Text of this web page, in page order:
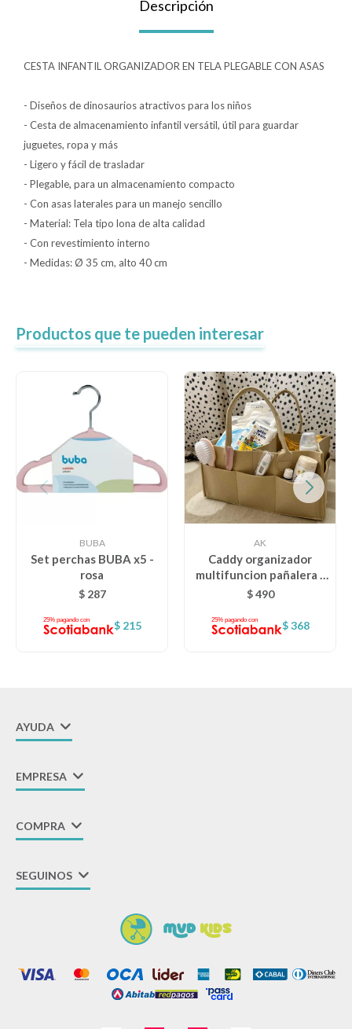
Descripción
CESTA INFANTIL ORGANIZADOR EN TELA PLEGABLE CON ASAS
- Diseños de dinosaurios atractivos para los niños
- Cesta de almacenamiento infantil versátil, útil para guardar
juguetes, ropa y más
- Ligero y fácil de trasladar
- Plegable, para un almacenamiento compacto
- Con asas laterales para un manejo sencillo
- Material: Tela tipo lona de alta calidad
- Con revestimiento interno
- Medidas: Ø 35 cm, alto 40 cm
Productos que te pueden interesar
BUBA
Set perchas BUBA x5 -
rosa
$ 287
$ 215
AK
Caddy organizador
multifuncion pañalera -
beige
$ 490
$ 368
AYUDA
EMPRESA
COMPRA
SEGUINOS
Gift cards
Nuevos
Sale
Contacto